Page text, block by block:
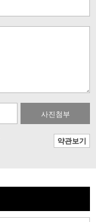
사진첨부
약관보기